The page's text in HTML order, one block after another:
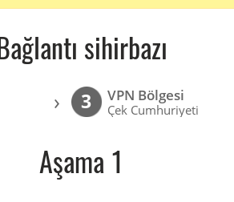
Bağlantı sihirbazı
› 3 VPN Bölgesi
Çek Cumhuriyeti
Aşama 1